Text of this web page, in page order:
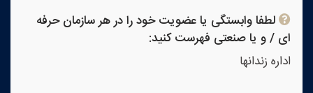
لطفا وابستگی یا عضویت خود را در هر سازمان حرفه
ای / و یا صنعتی فهرست کنید:
اداره زندانها